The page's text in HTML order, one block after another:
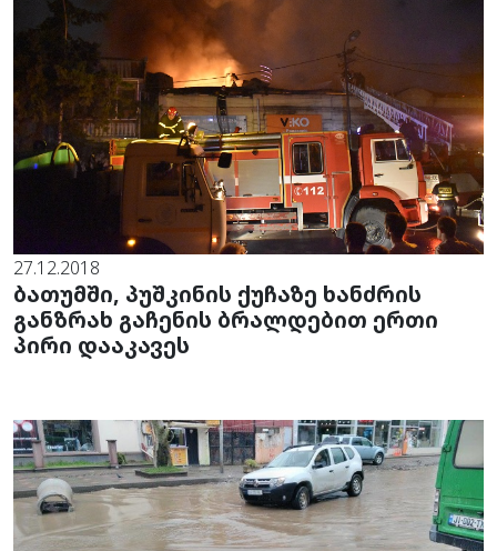
27.12.2018
ბათუმში, პუშკინის ქუჩაზე ხანძრის
განზრახ გაჩენის ბრალდებით ერთი
პირი დააკავეს